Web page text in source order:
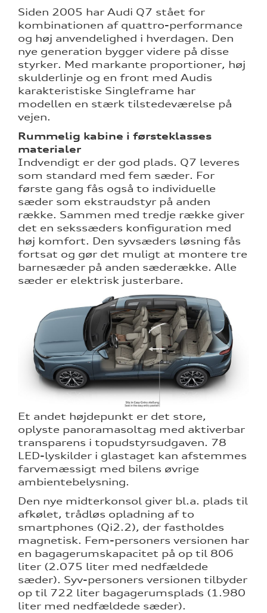
Siden 2005 har Audi Q7 stået for
kombinationen af quattro-performance
og høj anvendelighed i hverdagen. Den
nye generation bygger videre på disse
styrker. Med markante proportioner, høj
skulderlinje og en front med Audis
karakteristiske Singleframe har
modellen en stærk tilstedeværelse på
vejen.
Rummelig kabine i førsteklasses
materialer
Indvendigt er der god plads. Q7 leveres
som standard med fem sæder. For
første gang fås også to individuelle
sæder som ekstraudstyr på anden
række. Sammen med tredje række giver
det en sekssæders konfiguration med
høj komfort. Den syvsæders løsning fås
fortsat og gør det muligt at montere tre
barnesæder på anden sæderække. Alle
sæder er elektrisk justerbare.
Et andet højdepunkt er det store,
oplyste panoramasoltag med aktiverbar
transparens i topudstyrsudgaven. 78
LED-lyskilder i glastaget kan afstemmes
farvemæssigt med bilens øvrige
ambientebelysning.
Den nye midterkonsol giver bl.a. plads til
afkølet, trådløs opladning af to
smartphones (Qi2.2), der fastholdes
magnetisk. Fem-personers versionen har
en bagagerumskapacitet på op til 806
liter (2.075 liter med nedfældede
sæder). Syv-personers versionen tilbyder
op til 722 liter bagagerumsplads (1.980
liter med nedfældede sæder).